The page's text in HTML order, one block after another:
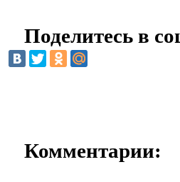
Поделитесь в
Комментарии: